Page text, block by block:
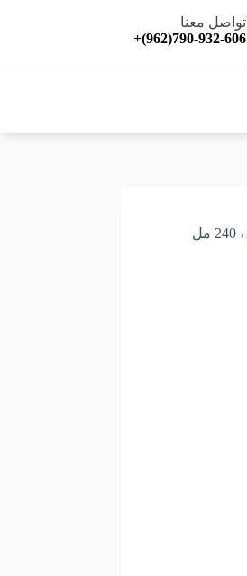
تواصل معنا
790-932-606(962)+